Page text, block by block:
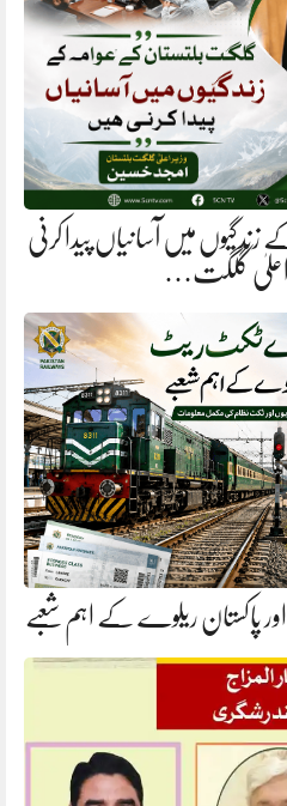
میں آسانیاں پیدا کرنی
اعلیٰ گلگت…
پاکستان ریلوے کے اہم شعبے